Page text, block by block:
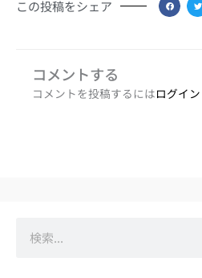
この投稿をシェア
コメントする
コメントを投稿するにはログイン